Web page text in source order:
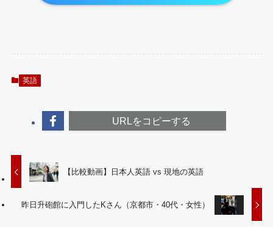
英語
URLをコピーする
【比較動画】日本人英語 vs 現地の英語
昨日升砲館に入門したKさん（京都市・40代・女性）